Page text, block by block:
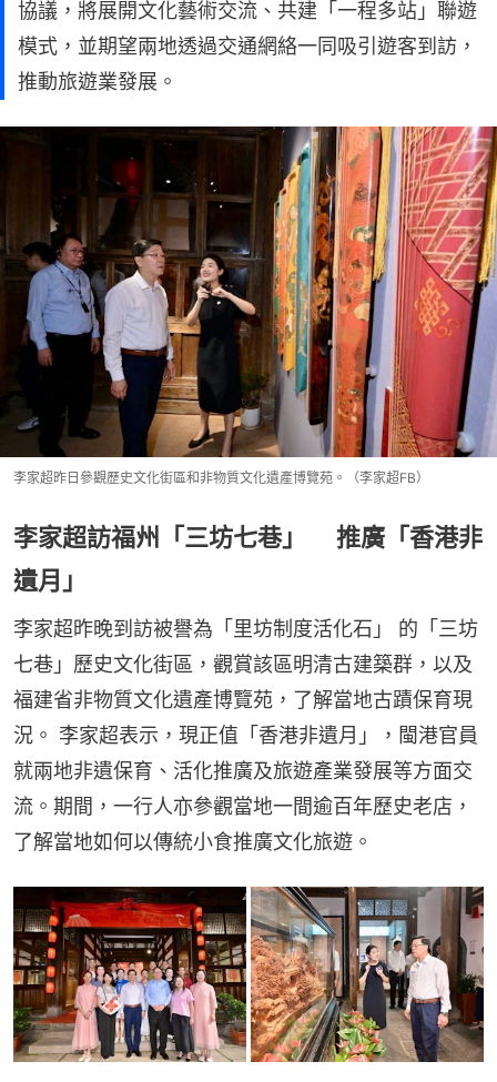
協議，將展開文化藝術交流、共建「一程多站」聯遊
模式，並期望兩地透過交通網絡一同吸引遊客到訪，
推動旅遊業發展。
李家超昨日參觀歷史文化街區和非物質文化遺產博覽苑。（李家超FB）
李家超訪福州「三坊七巷」 推廣「香港非
遺月」
李家超昨晚到訪被譽為「里坊制度活化石」 的「三坊
七巷」歷史文化街區，觀賞該區明清古建築群，以及
福建省非物質文化遺產博覽苑，了解當地古蹟保育現
況。 李家超表示，現正值「香港非遺月」，閩港官員
就兩地非遺保育、活化推廣及旅遊產業發展等方面交
流。期間，一行人亦參觀當地一間逾百年歷史老店，
了解當地如何以傳統小食推廣文化旅遊。